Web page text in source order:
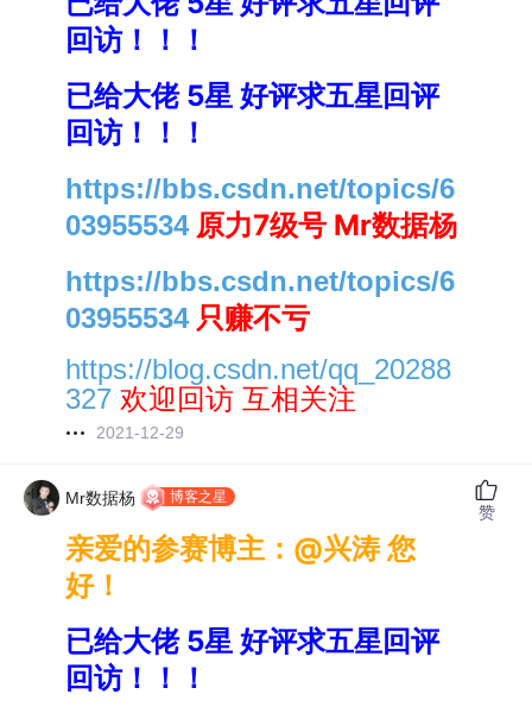
回访！！！
已给大佬 5星 好评求五星回评
回访！！！
https://bbs.csdn.net/topics/6
03955534原力7级号 Mr数据杨
https://bbs.csdn.net/topics/6
03955534只赚不亏
https://blog.csdn.net/qq_20288
327 欢迎回访 互相关注
2021-12-29
Mr数据杨 博客之星
亲爱的参赛博主：@兴涛 您
好！
已给大佬 5星 好评求五星回评
回访！！！
赞